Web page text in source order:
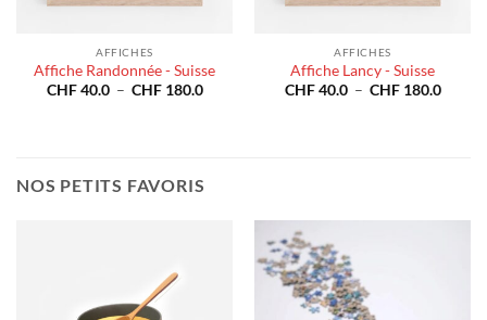
AFFICHES
Affiche Randonnée - Suisse
CHF40.0 – CHF180.0Plage
AFFICHES
Affiche Lancy - Suisse
CHF40.0 – CHF180.0Plage
NOS PETITS FAVORIS